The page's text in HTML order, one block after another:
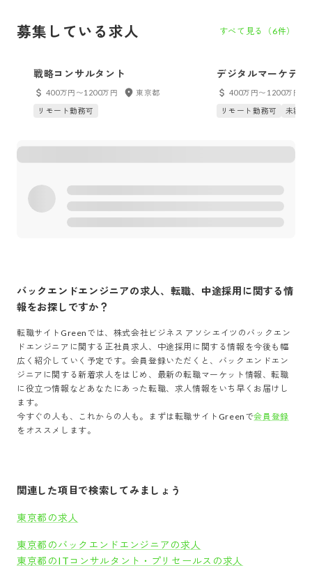
募集している求人 すべて見る（ 6件）
戦略コンサルタント
400万円〜1200万円
東京都
リモート勤務可
デジタルマーケテ
ント400万円〜1200万円
リモート勤務可
未経験
バックエンドエンジニアの求人、転職、中途採用に関する情
報をお探しですか？
転職サイトGreenでは、 株式会社ビジネス アソシエイツ の バックエン
ドエンジニア に関する正社員求人、中途採用に関する情報を今後も幅
広く紹介していく予定です。会員登録いただくと、 バックエンドエン
ジニア に関する新着求人をはじめ、最新の転職マーケット情報、転職
に役立つ情報などあなたにあった転職、求人情報をいち早くお届けし
ます。
今すぐの人も、これからの人も。まずは転職サイトGreenで会員登録
をオススメします。
関連した項目で検索してみましょう
東京都の求人
東京都のバックエンドエンジニアの求人
東京都のITコンサルタント・プリセールスの求人